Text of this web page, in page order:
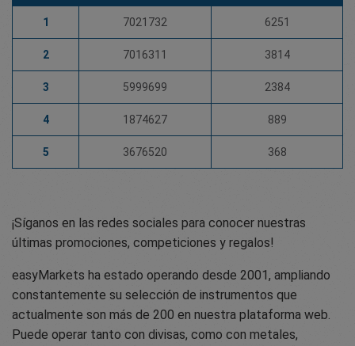
1 7021732 6251
2 7016311 3814
3 5999699 2384
4 1874627 889
5 3676520 368
¡Síganos en las redes sociales para conocer nuestras
últimas promociones, competiciones y regalos!
easyMarkets ha estado operando desde 2001, ampliando
constantemente su selección de instrumentos que
actualmente son más de 200 en nuestra plataforma web.
Puede operar tanto con divisas, como con metales,